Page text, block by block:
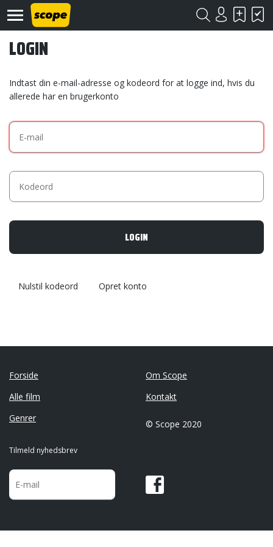
Kontakt
©
2020
LOGIN
Indtast din e-mail-adresse og kodeord for at logge ind, hvis du
allerede har en brugerkonto
Nulstil kodeord Opret konto
Forside
Alle film
Genrer
Om Scope
Kontakt
© Scope 2020
Tilmeld nyhedsbrev